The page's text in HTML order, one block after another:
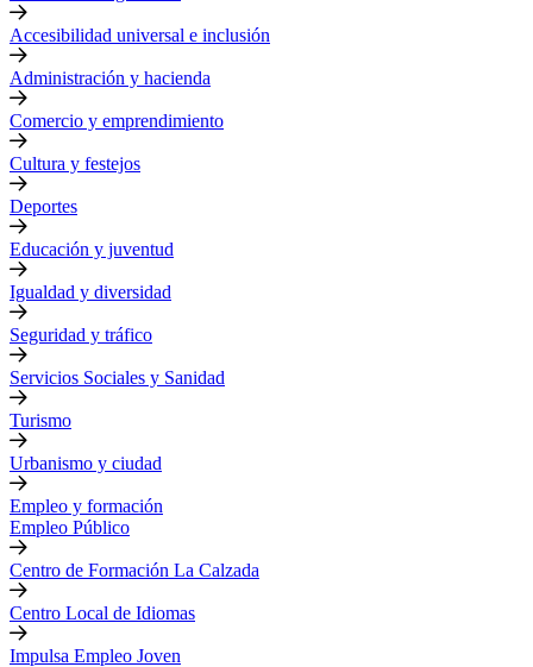
Accesibilidad universal e inclusión
Administración y hacienda
Comercio y emprendimiento
Cultura y festejos
Deportes
Educación y juventud
Igualdad y diversidad
Seguridad y tráfico
Servicios Sociales y Sanidad
Turismo
Urbanismo y ciudad
Empleo y formación
Empleo Público
Centro de Formación La Calzada
Centro Local de Idiomas
Impulsa Empleo Joven